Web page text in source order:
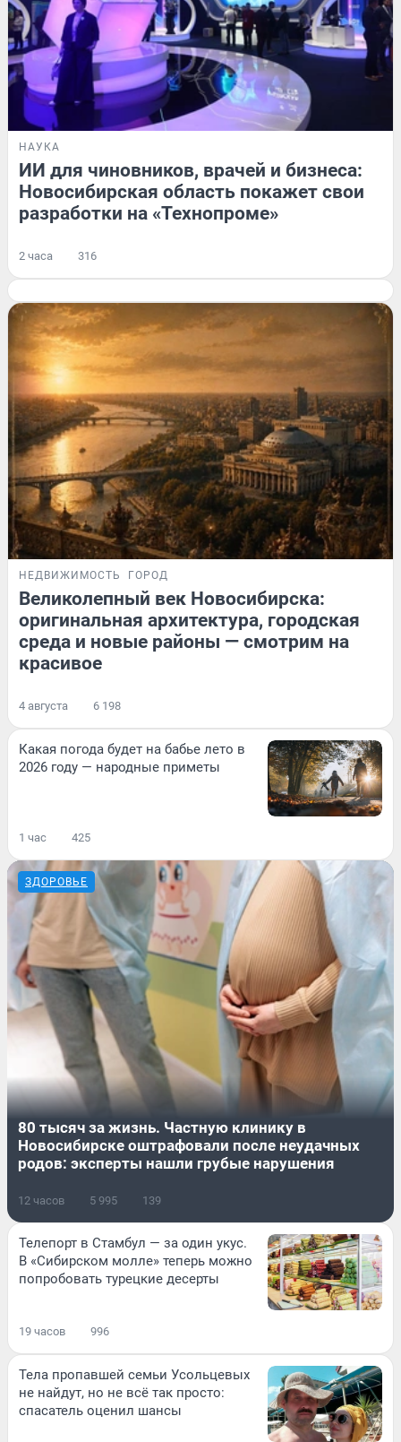
НАУКА
ИИ для чиновников, врачей и бизнеса:
Новосибирская область покажет свои
разработки на «Технопроме»
2 часа 316
НЕДВИЖИМОСТЬ ГОРОД
Великолепный век Новосибирска:
оригинальная архитектура, городская
среда и новые районы — смотрим на
красивое
4 августа 6 198
Какая погода будет на бабье лето в
2026 году — народные приметы
1 час 425
ЗДОРОВЬЕ
80 тысяч за жизнь. Частную клинику в
Новосибирске оштрафовали после неудачных
родов: эксперты нашли грубые нарушения
12 часов 5 995 139
Телепорт в Стамбул — за один укус.
В «Сибирском молле» теперь можно
попробовать турецкие десерты
19 часов 996
Тела пропавшей семьи Усольцевых
не найдут, но не всё так просто:
спасатель оценил шансы